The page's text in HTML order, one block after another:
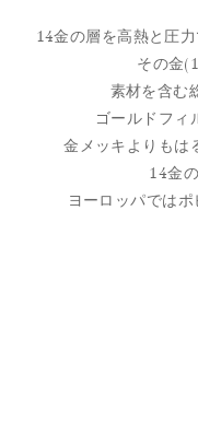
14金の層を高熱と圧
その金
素材を含む
ゴールドフィ
金メッキよりもは
14金
ヨーロッパでは